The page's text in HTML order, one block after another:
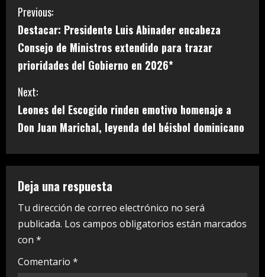
C
o
n
t
i
n
u
e
R
e
a
Previous:
Destacar: Presidente Luis Abinader encabeza
Consejo de Ministros extendido para trazar
prioridades del Gobierno en 2026*
Next:
Leones del Escogido rinden emotivo homenaje a
Don Juan Marichal, leyenda del béisbol dominicano
Deja una respuesta
Tu dirección de correo electrónico no será
publicada. Los campos obligatorios están marcados
con *
Comentario *